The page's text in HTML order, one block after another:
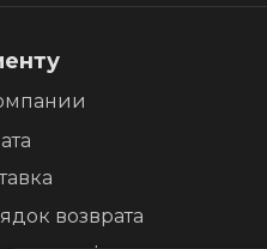
возврата